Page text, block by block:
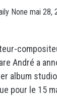
None mai 28,
André a
album studio,
pour le 15